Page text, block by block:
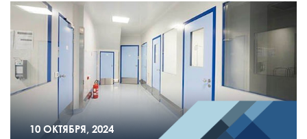
10 ОКТЯБРЯ, 2024